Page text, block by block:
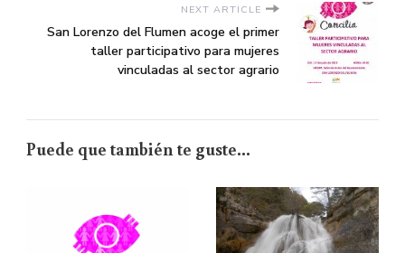
NEXT ARTICLE
San Lorenzo del Flumen acoge el primer
taller participativo para mujeres
vinculadas al sector agrario
Puede que también te guste...